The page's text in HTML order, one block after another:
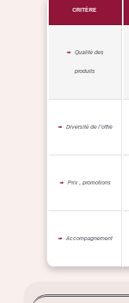
CRITÈRE
Qualité des
produits
Diversité de l’offre
Prix , promotions
Accompagnement